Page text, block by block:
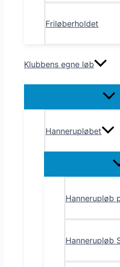
Friløberholdet
Klubbens egne løb
Menu
Hannerupløbet
Hannerupløb
Hannerupløb